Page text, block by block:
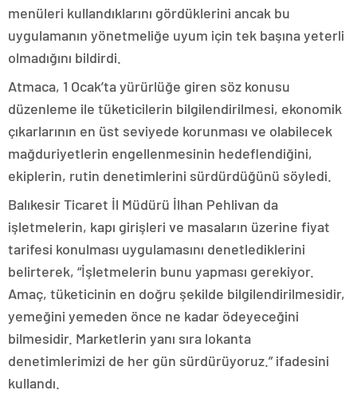
menüleri kullandıklarını gördüklerini ancak bu
uygulamanın yönetmeliğe uyum için tek başına yeterli
olmadığını bildirdi.
Atmaca, 1 Ocak’ta yürürlüğe giren söz konusu
düzenleme ile tüketicilerin bilgilendirilmesi, ekonomik
çıkarlarının en üst seviyede korunması ve olabilecek
mağduriyetlerin engellenmesinin hedeflendiğini,
ekiplerin, rutin denetimlerini sürdürdüğünü söyledi.
Balıkesir Ticaret İl Müdürü İlhan Pehlivan da
işletmelerin, kapı girişleri ve masaların üzerine fiyat
tarifesi konulması uygulamasını denetlediklerini
belirterek, “İşletmelerin bunu yapması gerekiyor.
Amaç, tüketicinin en doğru şekilde bilgilendirilmesidir,
yemeğini yemeden önce ne kadar ödeyeceğini
bilmesidir. Marketlerin yanı sıra lokanta
denetimlerimizi de her gün sürdürüyoruz.” ifadesini
kullandı.